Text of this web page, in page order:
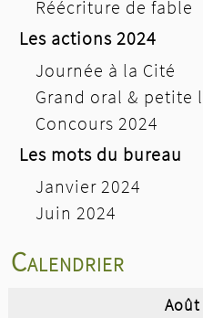
Réécriture de fable
Les actions 2024
Journée à la Cité
Grand oral & petite
Concours 2024
Les mots du bureau
Janvier 2024
Juin 2024
Calendrier